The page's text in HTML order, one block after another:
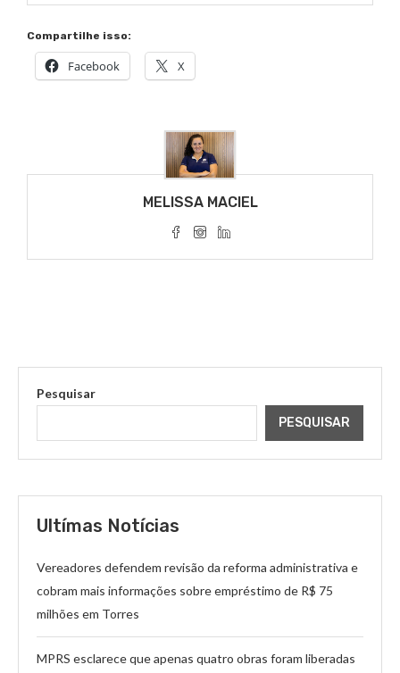
Compartilhe isso:
Facebook X
MELISSA MACIEL
Pesquisar
PESQUISAR
Ultímas Notícias
Vereadores defendem revisão da reforma administrativa e
cobram mais informações sobre empréstimo de R$ 75
milhões em Torres
MPRS esclarece que apenas quatro obras foram liberadas